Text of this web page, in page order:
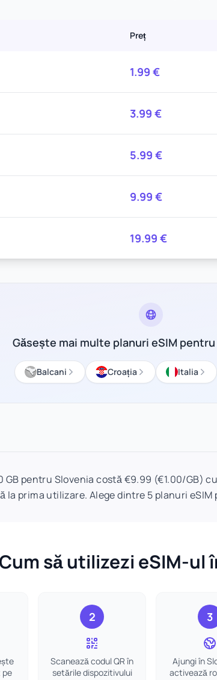
Preț
1.99 €
3.99 €
5.99 €
9.99 €
19.99 €
Găsește mai multe planuri eSIM
Balcani Croația Italia
GB pentru Slovenia costă €9.99 (€1.00/GB)
la prima utilizare. Alege dintre 5 planuri eSIM
Cum să utilizezi eSIM-ul
pe
2
Scanează codul QR în
setările dispozitivului
3
Ajungi în
activează